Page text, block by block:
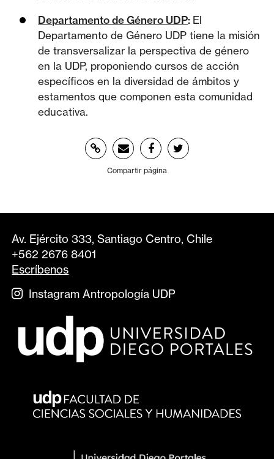
Departamento de Género UDP: El
Departamento de Género UDP tiene la misión
de transversalizar la perspectiva de género
en la UDP, proponiendo cursos de acción
específicos en la diversidad de ámbitos y
estamentos que componen esta comunidad
educativa.
Compartir página
Av. Ejército 333, Santiago Centro, Chile
+562 2676 8401
Escríbenos
Instagram Antropología UDP